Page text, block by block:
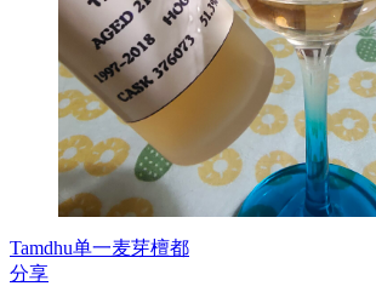
Tamdhu单一麦芽檀都
分享